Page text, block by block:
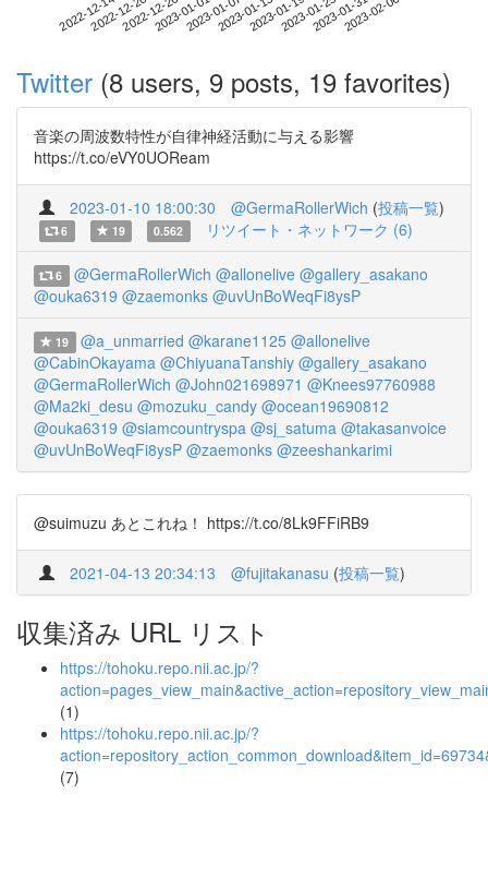
2022-12-142022-12-202022-12-262023-01-012023-01-072023-01-132023-01-192023-01-252023-01-312023-02-06
Twitter (8 users, 9 posts, 19 favorites)
音楽の周波数特性が自律神経活動に与える影響
https://t.co/eVY0UOReam
2023-01-10 18:00:30 @GermaRollerWich (投稿一覧)
6 19 0.562 リツイート・ネットワーク (6)
6 @GermaRollerWich @allonelive @gallery_asakano
@ouka6319 @zaemonks @uvUnBoWeqFi8ysP
19 @a_unmarried @karane1125 @allonelive
@CabinOkayama @ChiyuanaTanshiy @gallery_asakano
@GermaRollerWich @John021698971 @Knees97760988
@Ma2ki_desu @mozuku_candy @ocean19690812
@ouka6319 @siamcountryspa @sj_satuma @takasanvoice
@uvUnBoWeqFi8ysP @zaemonks @zeeshankarimi
@suimuzu あとこれね！ https://t.co/8Lk9FFiRB9
2021-04-13 20:34:13 @fujitakanasu (投稿一覧)
収集済み URL リスト
https://tohoku.repo.nii.ac.jp/?
(1)
https://tohoku.repo.nii.ac.jp/?
(7)